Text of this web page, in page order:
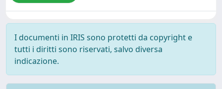
I documenti in IRIS sono protetti da copyright e
tutti i diritti sono riservati, salvo diversa
indicazione.